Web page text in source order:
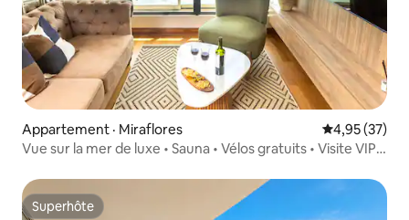
Appartement · Miraflores Note
4,95 (37)
Vue sur la mer de luxe • Sauna • Vélos gratuits • Visite VIP •
Superhôte
Superhôte